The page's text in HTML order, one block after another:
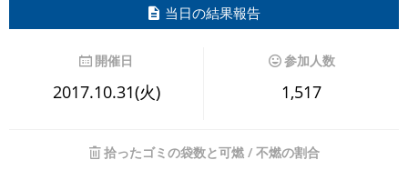
当日の結果報告
開催日
2017.10.31(火)
参加人数
1,517
拾ったゴミの袋数と可燃 / 不燃の割合